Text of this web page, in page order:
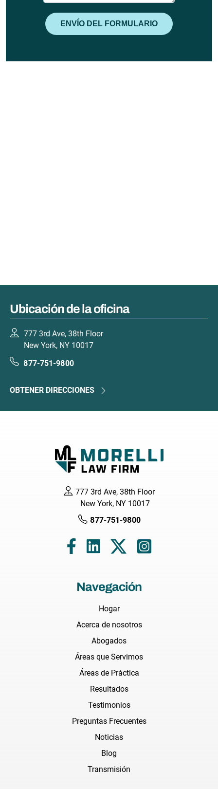
Ubicación de la oficina
777 3rd Ave, 38th Floor
New York, NY 10017
877-751-9800
OBTENER DIRECCIONES
777 3rd Ave, 38th Floor
New York, NY 10017
877-751-9800
Navegación
Hogar
Acerca de nosotros
Abogados
Áreas que Servimos
Áreas de Práctica
Resultados
Testimonios
Preguntas Frecuentes
Noticias
Blog
Transmisión